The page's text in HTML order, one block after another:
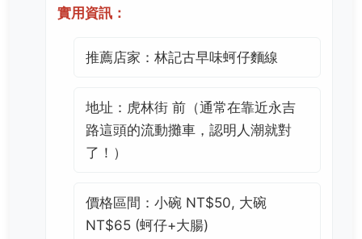
實用資訊：
推薦店家：林記古早味蚵仔麵線
地址：虎林街 前（通常在靠近永吉
路這頭的流動攤車，認明人潮就對
了！）
價格區間：小碗 NT$50, 大碗
NT$65 (蚵仔+大腸)